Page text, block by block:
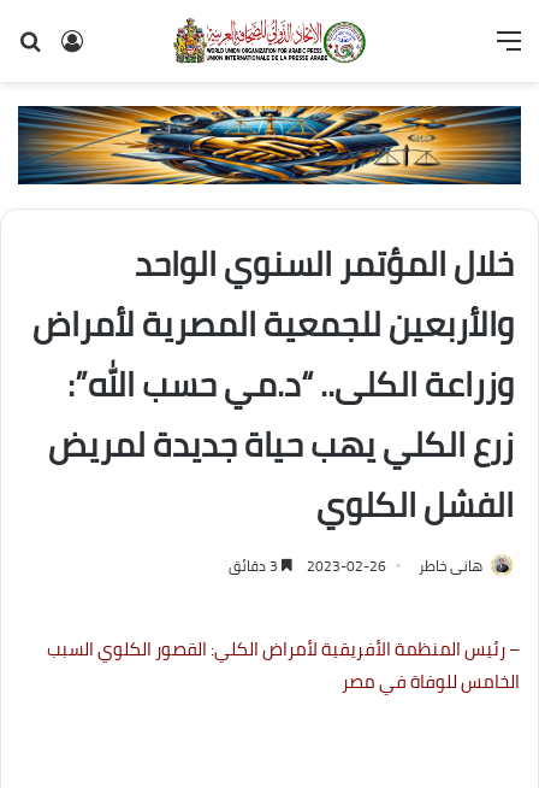
تسجيل
القائمة
خلال المؤتمر السنوي الواحد
والأربعين للجمعية المصرية لأمراض
وزراعة الكلى.. “د.مي حسب الله”:
زرع الكلي يهب حياة جديدة لمريض
الفشل الكلوي
هانى خاطر 2023-02-26
– رئيس المنظمة الأفريقية لأمراض الكلي: القصور الكلوي السبب
الخامس للوفاة في مصر